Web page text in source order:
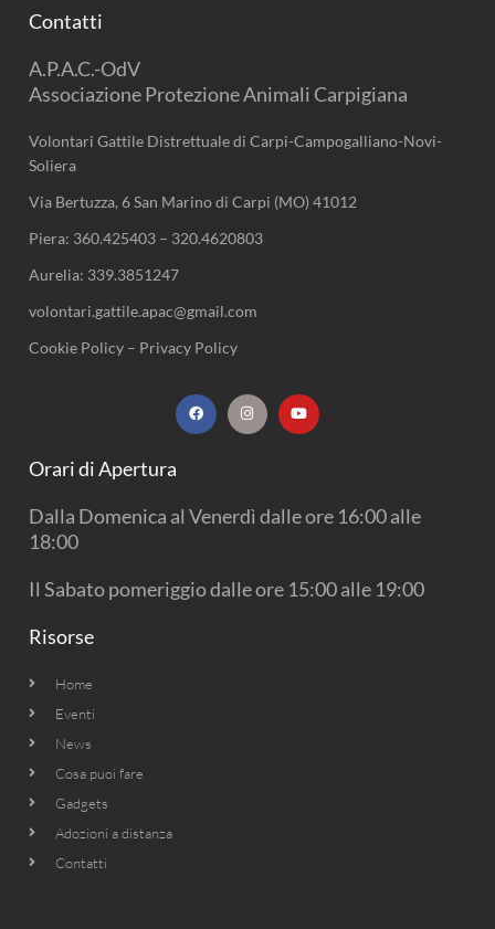
Contatti
A.P.A.C.-OdV
Associazione Protezione Animali Carpigiana
Volontari Gattile Distrettuale di Carpi-Campogalliano-Novi-
Soliera
Via Bertuzza, 6 San Marino di Carpi (MO) 41012
Piera: 360.425403 – 320.4620803
Aurelia: 339.3851247
volontari.gattile.apac@gmail.com
Cookie Policy – Privacy Policy
F
a
I
n
m
Y
o
Orari di Apertura
Dalla Domenica al Venerdì dalle ore 16:00 alle
18:00
Il Sabato pomeriggio dalle ore 15:00 alle 19:00
Risorse
Home
Eventi
News
Cosa puoi fare
Gadgets
Adozioni a distanza
Contatti